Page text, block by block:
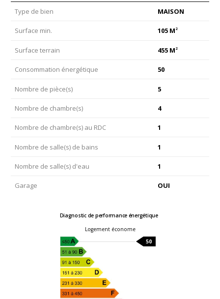
Type de bien MAISON
Surface min. 105 M 2
Surface terrain 455 M 2
Consommation énergétique 50
Nombre de pièce(s) 5
Nombre de chambre(s) 4
Nombre de chambre(s) au RDC 1
Nombre de salle(s) de bains 1
Nombre de salle(s) d'eau 1
Garage OUI
Diagnostic de performance énergétique
Logement économe
50